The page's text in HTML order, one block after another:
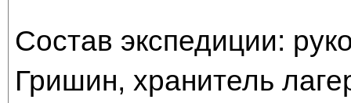
Состав экспедиции:
Гришин, хранитель